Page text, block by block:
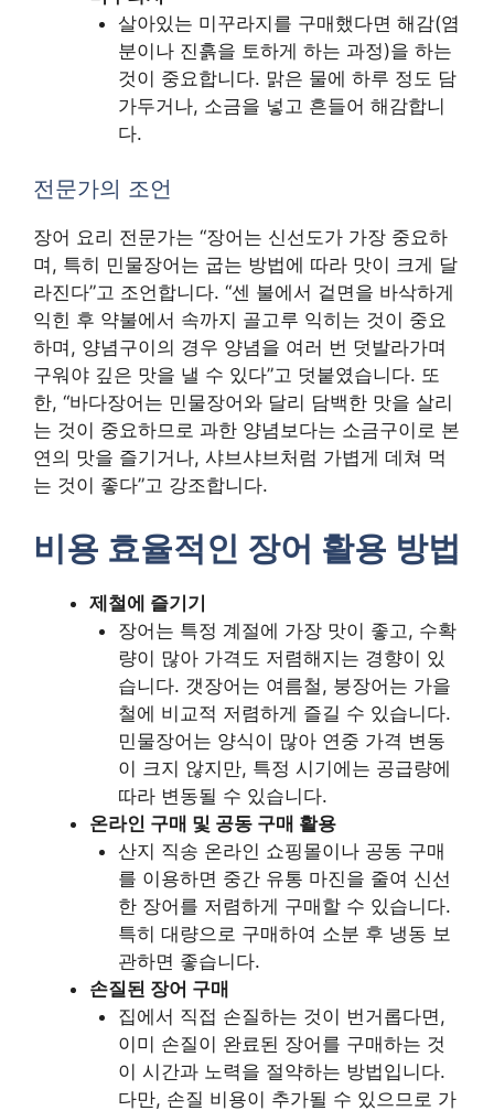
살아있는 미꾸라지를 구매했다면 해감(염
분이나 진흙을 토하게 하는 과정)을 하는
것이 중요합니다. 맑은 물에 하루 정도 담
가두거나, 소금을 넣고 흔들어 해감합니
다.
전문가의 조언
장어 요리 전문가는 “장어는 신선도가 가장 중요하
며, 특히 민물장어는 굽는 방법에 따라 맛이 크게 달
라진다”고 조언합니다. “센 불에서 겉면을 바삭하게
익힌 후 약불에서 속까지 골고루 익히는 것이 중요
하며, 양념구이의 경우 양념을 여러 번 덧발라가며
구워야 깊은 맛을 낼 수 있다”고 덧붙였습니다. 또
한, “바다장어는 민물장어와 달리 담백한 맛을 살리
는 것이 중요하므로 과한 양념보다는 소금구이로 본
연의 맛을 즐기거나, 샤브샤브처럼 가볍게 데쳐 먹
는 것이 좋다”고 강조합니다.
비용 효율적인 장어 활용 방법
제철에 즐기기
장어는 특정 계절에 가장 맛이 좋고, 수확
량이 많아 가격도 저렴해지는 경향이 있
습니다. 갯장어는 여름철, 붕장어는 가을
철에 비교적 저렴하게 즐길 수 있습니다.
민물장어는 양식이 많아 연중 가격 변동
이 크지 않지만, 특정 시기에는 공급량에
따라 변동될 수 있습니다.
온라인 구매 및 공동 구매 활용
산지 직송 온라인 쇼핑몰이나 공동 구매
를 이용하면 중간 유통 마진을 줄여 신선
한 장어를 저렴하게 구매할 수 있습니다.
특히 대량으로 구매하여 소분 후 냉동 보
관하면 좋습니다.
손질된 장어 구매
집에서 직접 손질하는 것이 번거롭다면,
이미 손질이 완료된 장어를 구매하는 것
이 시간과 노력을 절약하는 방법입니다.
다만, 손질 비용이 추가될 수 있으므로 가